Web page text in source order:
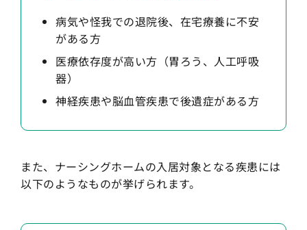
病気や怪我での退院後、在宅療養に不安
がある方
医療依存度が高い方（胃ろう、人工呼吸
器）
神経疾患や脳血管疾患で後遺症がある方
また、ナーシングホームの入居対象となる疾患には
以下のようなものが挙げられます。